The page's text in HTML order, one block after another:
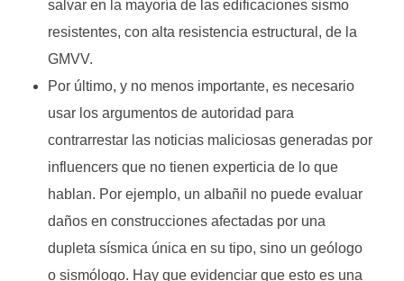
salvar en la mayoría de las edificaciones sismo
resistentes, con alta resistencia estructural, de la
GMVV.
Por último, y no menos importante, es necesario
usar los argumentos de autoridad para
contrarrestar las noticias maliciosas generadas por
influencers que no tienen experticia de lo que
hablan. Por ejemplo, un albañil no puede evaluar
daños en construcciones afectadas por una
dupleta sísmica única en su tipo, sino un geólogo
o sismólogo. Hay que evidenciar que esto es una